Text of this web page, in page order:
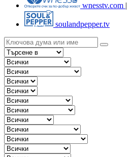
wnesstv.com |
soulandpepper.tv